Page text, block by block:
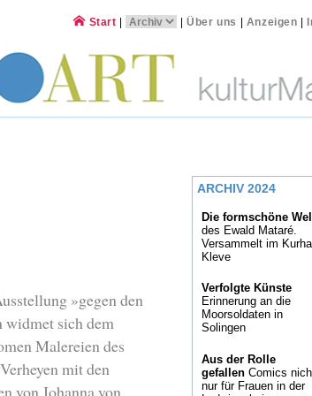
Start |Über uns Anzeigen
»gegen den
sich dem
Malereien des
mit den
von Johanna von
ARCHIV 2024
Die formschöne
des Ewald Mataré.
Versammelt im
Kleve
Verfolgte Künste
Erinnerung an die
Moorsoldaten in
Solingen
Aus der Rolle
gefallen Comics
nur für Frauen in der